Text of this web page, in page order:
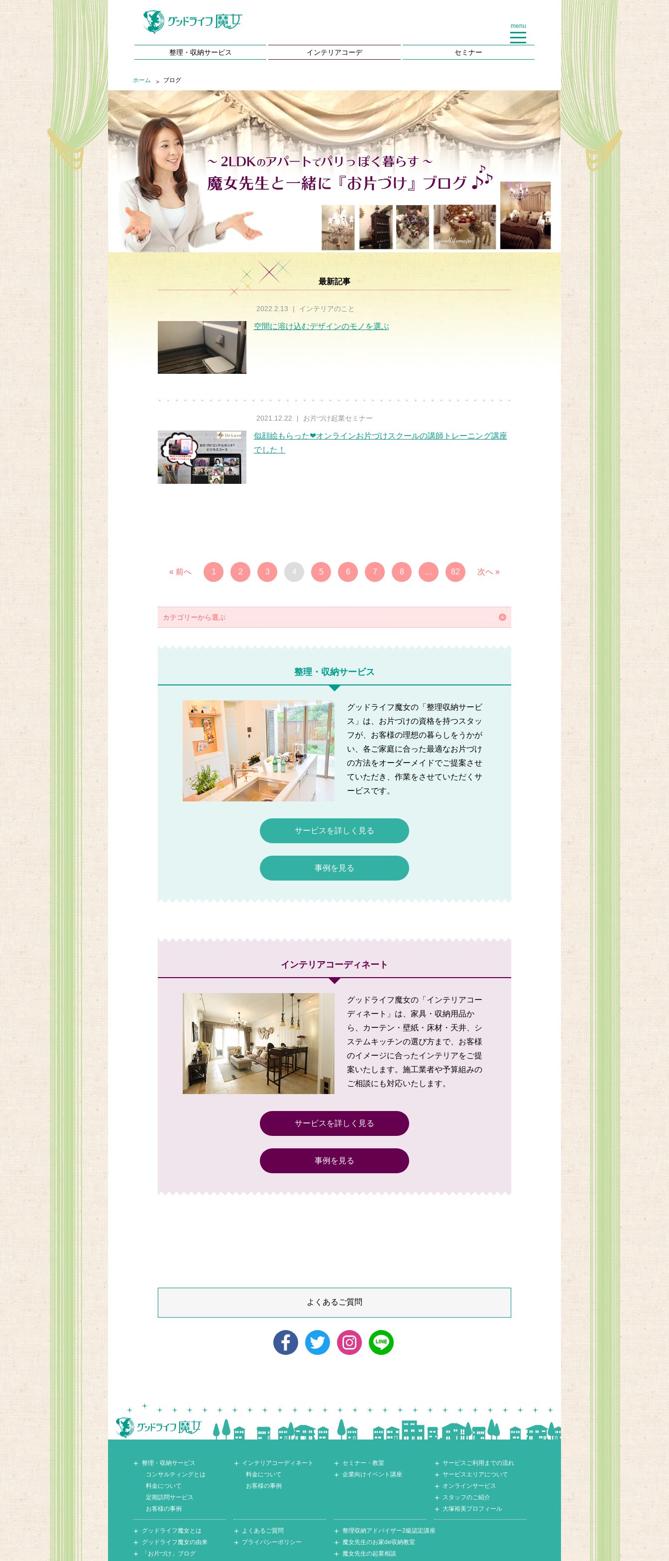
整理・収納サービス インテリアコーデ セミナー
ホーム ブログ
最新記事
2022.2.13 | インテリアのこと
空間に溶け込むデザインのモノを選ぶ
2021.12.22 | お片づけ起業セミナー
似顔絵もらった❤オンラインお片づけスクールの講師トレーニング講座
でした！
« 前へ 1 2 3 4 5 6 7 8 … 82 次へ »
カテゴリーから選ぶ
整理・収納サービス
グッドライフ魔女の「整理収納サービ
ス」は、お片づけの資格を持つスタッ
フが、お客様の理想の暮らしをうかが
い、各ご家庭に合った最適なお片づけ
の方法をオーダーメイドでご提案させ
ていただき、作業をさせていただくサ
ービスです。
サービスを詳しく見る
事例を見る
インテリアコーディネート
グッドライフ魔女の「インテリアコー
ディネート」は、家具・収納用品か
ら、カーテン・壁紙・床材・天井、シ
ステムキッチンの選び方まで、お客様
のイメージに合ったインテリアをご提
案いたします。施工業者や予算組みの
ご相談にも対応いたします。
サービスを詳しく見る
事例を見る
よくあるご質問
整理・収納サービス
コンサルティングとは
料金について
定期訪問サービス
お客様の事例
インテリアコーディネート
料金について
お客様の事例
セミナー・教室
企業向けイベント講座
サービスご利用までの流れ
サービスエリアについて
オンラインサービス
スタッフのご紹介
大塚裕美プロフィール
グッドライフ魔女とは
グッドライフ魔女の由来
「お片づけ」ブログ
よくあるご質問
プライバシーポリシー
整理収納アドバイザー2級認定講座
魔女先生のお家de収納教室
魔女先生の起業相談
menu